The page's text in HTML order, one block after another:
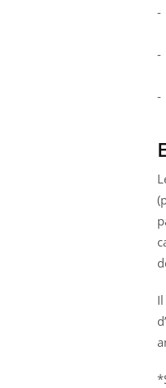
-
-
-
Eczéma
Il y a des
questions